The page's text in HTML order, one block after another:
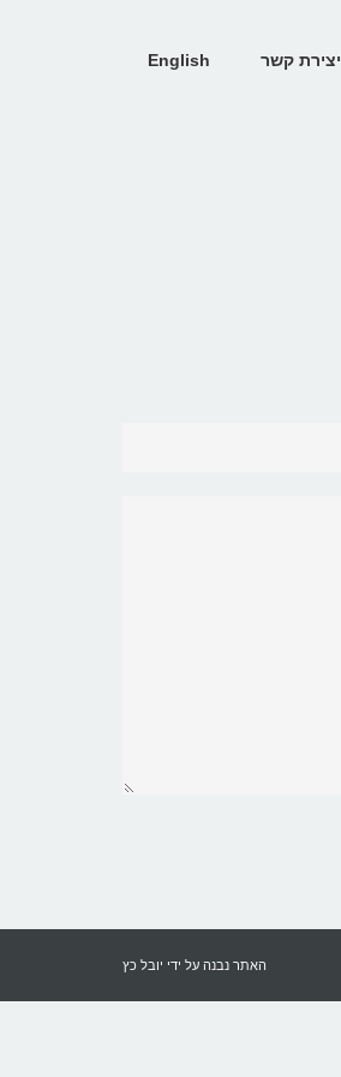
יצירת קשר English
האתר נבנה על ידי יובל כץ